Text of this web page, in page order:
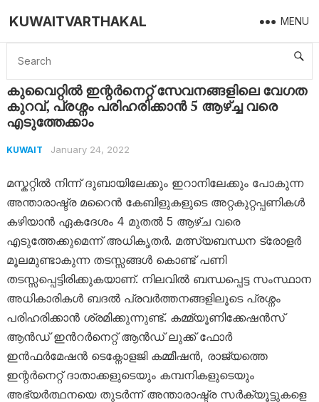
KUWAITVARTHAKAL MENU
Home Kuwait കുവൈറ്റിൽ ഇന്റർനെറ്റ്‌ സേവനങ്ങളിലെ വേഗത കുറവ്, പ്രശ്നം പരിഹരിക്കാൻ 5 ആഴ്ച്ച വരെ എടുത്തേക്കാം
കുവൈറ്റിൽ ഇന്റർനെറ്റ്‌ സേവനങ്ങളിലെ വേഗത
കുറവ്, പ്രശ്നം പരിഹരിക്കാൻ 5 ആഴ്ച്ച വരെ
എടുത്തേക്കാം
KUWAIT January 24, 2022
മസ്കറ്റിൽ നിന്ന് ദുബായിലേക്കും ഇറാനിലേക്കും പോകുന്ന
അന്താരാഷ്ട്ര മറൈൻ കേബിളുകളുടെ അറ്റകുറ്റപ്പണികൾ
കഴിയാൻ ഏകദേശം 4 മുതൽ 5 ആഴ്ച വരെ
എടുത്തേക്കുമെന്ന് അധികൃതർ. മത്സ്യബന്ധന ട്രോളർ
മൂലമുണ്ടാകുന്ന തടസ്സങ്ങൾ കൊണ്ട് പണി
തടസ്സപ്പെട്ടിരിക്കുകയാണ്. നിലവിൽ ബന്ധപ്പെട്ട സംസ്ഥാന
അധികാരികൾ ബദൽ പ്രവർത്തനങ്ങളിലൂടെ പ്രശ്നം
പരിഹരിക്കാൻ ശ്രമിക്കുന്നുണ്ട്. കമ്മ്യൂണിക്കേഷൻസ്
ആൻഡ് ഇൻറർനെറ്റ് ആൻഡ് ലുക്ക് ഫോർ
ഇൻഫർമേഷൻ ടെക്നോളജി കമ്മീഷൻ, രാജ്യത്തെ
ഇന്റർനെറ്റ് ദാതാക്കളുടെയും കമ്പനികളുടെയും
അഭ്യർത്ഥനയെ തുടർന്ന് അന്താരാഷ്ട്ര സർക്യൂട്ടുകളെ